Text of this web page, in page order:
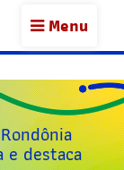
Menu
e destaca